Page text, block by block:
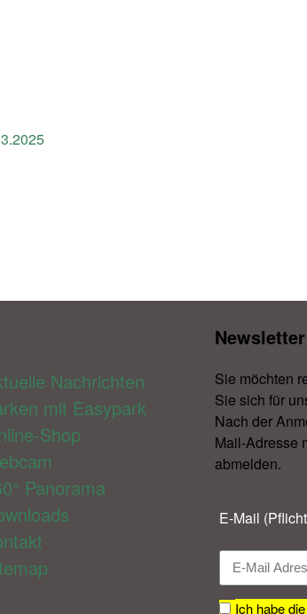
Nachrichten
mit Easypark
Shop
Panorama
Newsletter​
Sie möchten
Sie sich für
Nach der
Mail-Adresse
abmelden.​
E-Mail
Ich habe die